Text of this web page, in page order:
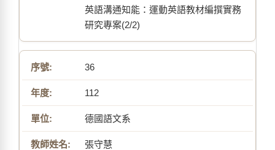
英語溝通知能：運動英語教材編撰實務
研究專案(2/2)
36
112
德國語文系
張守慧